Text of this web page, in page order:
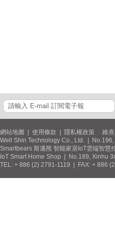
網站地圖 使用條款 隱私權政策 維熹
Well Shin Technology Co., Ltd. |
Smartbears 斯邁熊 智能家居IoT雲端智
IoT Smart Home Shop | No.189, Xinhu
TEL: + 886 (2) 2791-1119 | FAX: + 886